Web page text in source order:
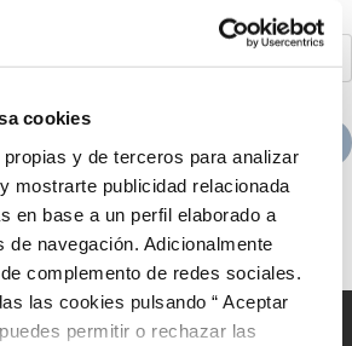
cookies
y de terceros para analizar
mostrarte publicidad relacionada
en base a un perfil elaborado a
de navegación. Adicionalmente
complemento de redes sociales.
las cookies pulsando “ Aceptar
permitir o rechazar las